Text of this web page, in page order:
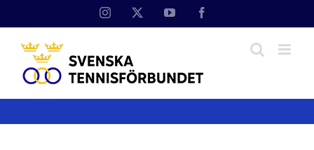
Instagram YouTube